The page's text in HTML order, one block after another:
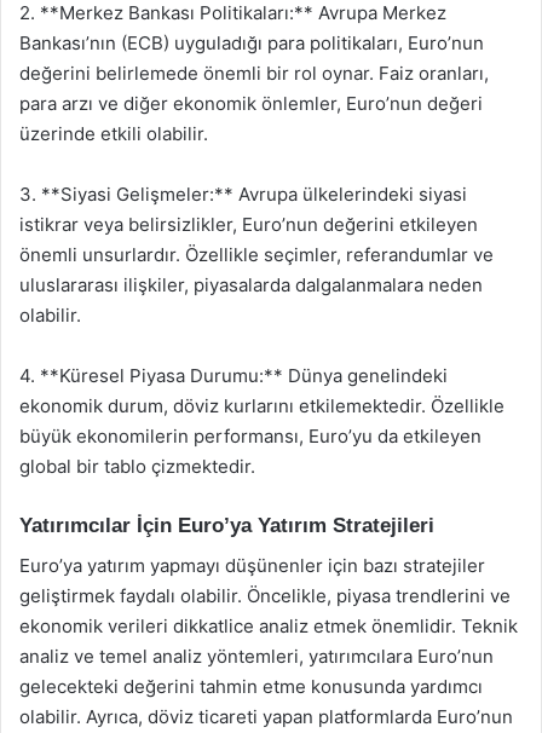
2. **Merkez Bankası Politikaları:** Avrupa Merkez
Bankası’nın (ECB) uyguladığı para politikaları, Euro’nun
değerini belirlemede önemli bir rol oynar. Faiz oranları,
para arzı ve diğer ekonomik önlemler, Euro’nun değeri
üzerinde etkili olabilir.
3. **Siyasi Gelişmeler:** Avrupa ülkelerindeki siyasi
istikrar veya belirsizlikler, Euro’nun değerini etkileyen
önemli unsurlardır. Özellikle seçimler, referandumlar ve
uluslararası ilişkiler, piyasalarda dalgalanmalara neden
olabilir.
4. **Küresel Piyasa Durumu:** Dünya genelindeki
ekonomik durum, döviz kurlarını etkilemektedir. Özellikle
büyük ekonomilerin performansı, Euro’yu da etkileyen
global bir tablo çizmektedir.
Yatırımcılar İçin Euro’ya Yatırım Stratejileri
Euro’ya yatırım yapmayı düşünenler için bazı stratejiler
geliştirmek faydalı olabilir. Öncelikle, piyasa trendlerini ve
ekonomik verileri dikkatlice analiz etmek önemlidir. Teknik
analiz ve temel analiz yöntemleri, yatırımcılara Euro’nun
gelecekteki değerini tahmin etme konusunda yardımcı
olabilir. Ayrıca, döviz ticareti yapan platformlarda Euro’nun